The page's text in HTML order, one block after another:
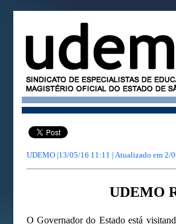
UDEMO |13/05/16 11:11 | Atualizado em 2/
UDEMO
O Governador do Estado está